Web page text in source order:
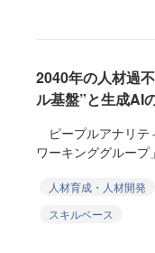
2040年の人材過
ル基盤”と生成AI
ピープルアナリテ
ワーキンググルー
人材育成・人材開発
スキルベース